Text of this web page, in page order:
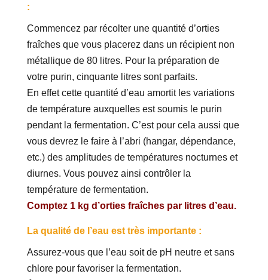
:
Commencez par récolter une quantité d’orties
fraîches que vous placerez dans un récipient non
métallique de 80 litres. Pour la préparation de
votre purin, cinquante litres sont parfaits.
En effet cette quantité d’eau amortit les variations
de température auxquelles est soumis le purin
pendant la fermentation. C’est pour cela aussi que
vous devrez le faire à l’abri (hangar, dépendance,
etc.) des amplitudes de températures nocturnes et
diurnes. Vous pouvez ainsi contrôler la
température de fermentation.
Comptez 1 kg d’orties fraîches par litres d’eau.
La qualité de l’eau est très importante :
Assurez-vous que l’eau soit de pH neutre et sans
chlore pour favoriser la fermentation.